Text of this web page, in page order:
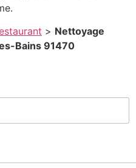
> Nettoyage
Bains 91470